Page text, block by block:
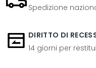
Spedizione
DIRITTO DI
14 giorni per